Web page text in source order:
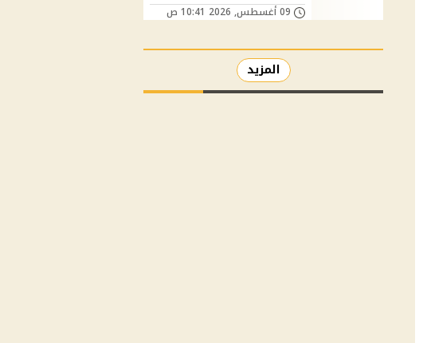
09 أغسطس, 2026 10:41 ص
المزيد